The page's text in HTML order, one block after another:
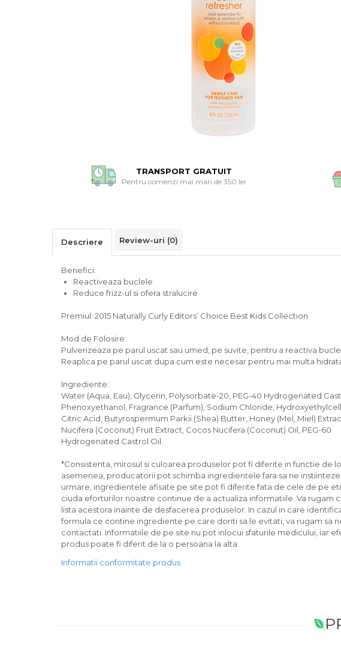
TRANSPORT GRATUIT
Pentru comenzi mai mari de 350 lei
Descriere Review-uri (0)
Benefici:
Reactiveaza buclele
Reduce frizz-ul si ofera stralucire
Premiul: 2015 Naturally Curly Editors’ Choice Best Kids Collection
Mod de Folosire:
Pulverizeaza pe parul uscat sau umed, pe suvite, pentru a reactiva
Reaplica pe parul uscat dupa cum este necesar pentru mai multa
Ingrediente:
Water (Aqua, Eau), Glycerin, Polysorbate-20, PEG-40 Hydrogenated
Phenoxyethanol, Fragrance (Parfum), Sodium Chloride,
Citric Acid, Butyrospermum Parkii (Shea) Butter, Honey (Mel, Miel)
Nucifera (Coconut) Fruit Extract, Cocos Nucifera (Coconut) Oil, PEG-60
Hydrogenated Castrol Oil.
*Consistenta, mirosul si culoarea produselor pot fi diferite in functie de
asemenea, producatorii pot schimba ingredientele fara sa ne
urmare, ingredientele afisate pe site pot fi diferite fata de cele de pe
ciuda eforturilor noastre continue de a actualiza informatiile. Va rugam
lista acestora inainte de desfacerea produselor. In cazul in care
formula ce contine ingrediente pe care doriti sa le evitati, va rugam sa
contactati. Informatiile de pe site nu pot inlocui sfaturile medicului, iar
produs poate fi diferit de la o persoana la alta.
Informatii conformitate produs